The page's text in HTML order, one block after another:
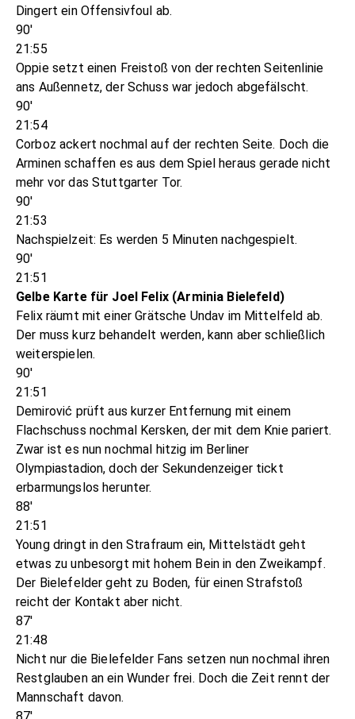
Dingert ein Offensivfoul ab.
90'
21:55
Oppie setzt einen Freistoß von der rechten Seitenlinie
ans Außennetz, der Schuss war jedoch abgefälscht.
90'
21:54
Corboz ackert nochmal auf der rechten Seite. Doch die
Arminen schaffen es aus dem Spiel heraus gerade nicht
mehr vor das Stuttgarter Tor.
90'
21:53
Nachspielzeit: Es werden 5 Minuten nachgespielt.
90'
21:51
Gelbe Karte für Joel Felix (Arminia Bielefeld)
Felix räumt mit einer Grätsche Undav im Mittelfeld ab.
Der muss kurz behandelt werden, kann aber schließlich
weiterspielen.
90'
21:51
Demirović prüft aus kurzer Entfernung mit einem
Flachschuss nochmal Kersken, der mit dem Knie pariert.
Zwar ist es nun nochmal hitzig im Berliner
Olympiastadion, doch der Sekundenzeiger tickt
erbarmungslos herunter.
88'
21:51
Young dringt in den Strafraum ein, Mittelstädt geht
etwas zu unbesorgt mit hohem Bein in den Zweikampf.
Der Bielefelder geht zu Boden, für einen Strafstoß
reicht der Kontakt aber nicht.
87'
21:48
Nicht nur die Bielefelder Fans setzen nun nochmal ihren
Restglauben an ein Wunder frei. Doch die Zeit rennt der
Mannschaft davon.